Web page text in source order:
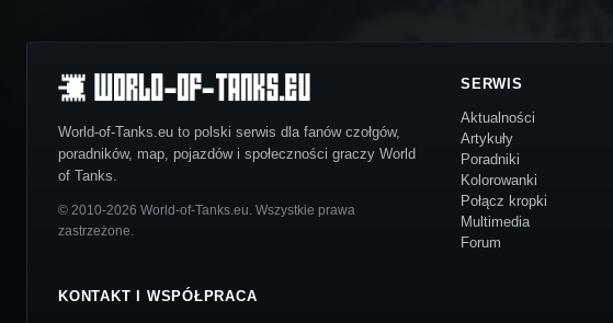
World-of-Tanks.eu to polski serwis dla fanów czołgów,
poradników, map, pojazdów i społeczności graczy World
of Tanks.
© 2010-2026 World-of-Tanks.eu. Wszystkie prawa
zastrzeżone.
SERWIS
Aktualności
Artykuły
Poradniki
Kolorowanki
Połącz kropki
Multimedia
Forum
KONTAKT I WSPÓŁPRACA